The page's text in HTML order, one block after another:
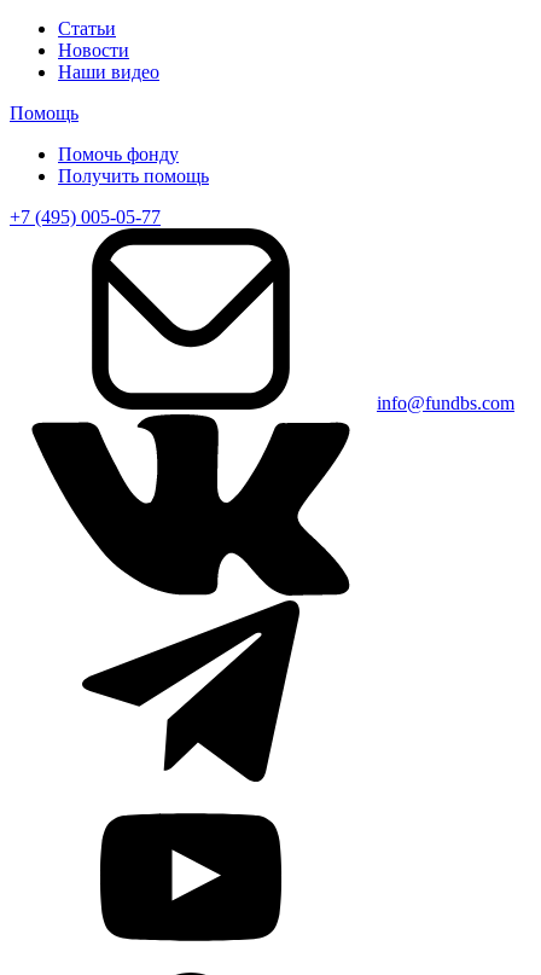
Статьи
Новости
Наши видео
Помощь
Помочь фонду
Получить помощь
+7 (495) 005-05-77
info@fundbs.com